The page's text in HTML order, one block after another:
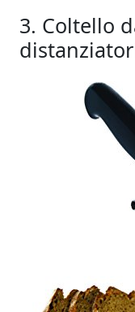
3. Coltello